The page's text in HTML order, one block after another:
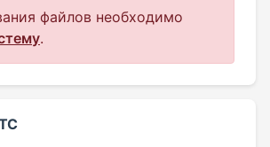
файлов необходимо
.